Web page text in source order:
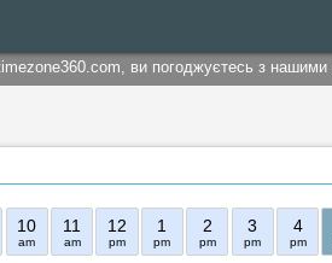
ви погоджуєтесь з нашими
10
am
11
am
12
pm
1
pm
2
pm
3
pm
4
pm